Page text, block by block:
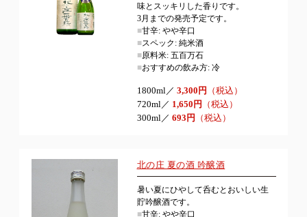
味とスッキリした香りです。
3月までの発売予定です。
■甘辛: やや辛口
■スペック: 純米酒
■原料米: 五百万石
■おすすめの飲み方: 冷
1800ml／ 3,300円 （税込）
720ml／ 1,650円 （税込）
300ml／ 693円 （税込）
北の庄 夏の酒 吟醸酒
暑い夏にひやして呑むとおいしい生
貯吟醸酒です。
■甘辛: やや辛口